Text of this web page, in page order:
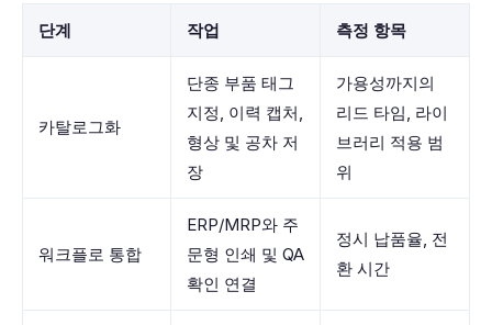
단계 작업 측정 항목
카탈로그화
단종 부품 태그
지정, 이력 캡처,
형상 및 공차 저
장
가용성까지의
리드 타임, 라이
브러리 적용 범
위
워크플로 통합
ERP/MRP와 주
문형 인쇄 및 QA
확인 연결
정시 납품율, 전
환 시간